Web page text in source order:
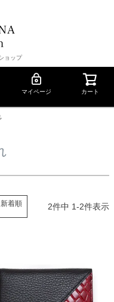
ョップ
マイページ カート
新着順 2件中 1-2件表示